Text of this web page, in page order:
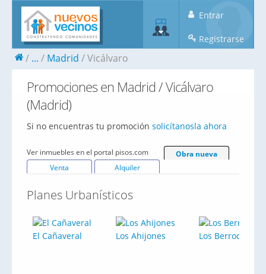
Entrar
Registrarse
... Madrid Vicálvaro
Promociones en Madrid / Vicálvaro
(Madrid)
Si no encuentras tu promoción solicítanosla ahora
Ver inmuebles en el portal pisos.com
Obra nueva
Venta
Alquiler
Planes Urbanísticos
El Cañaveral Los Ahijones Los Berrocales